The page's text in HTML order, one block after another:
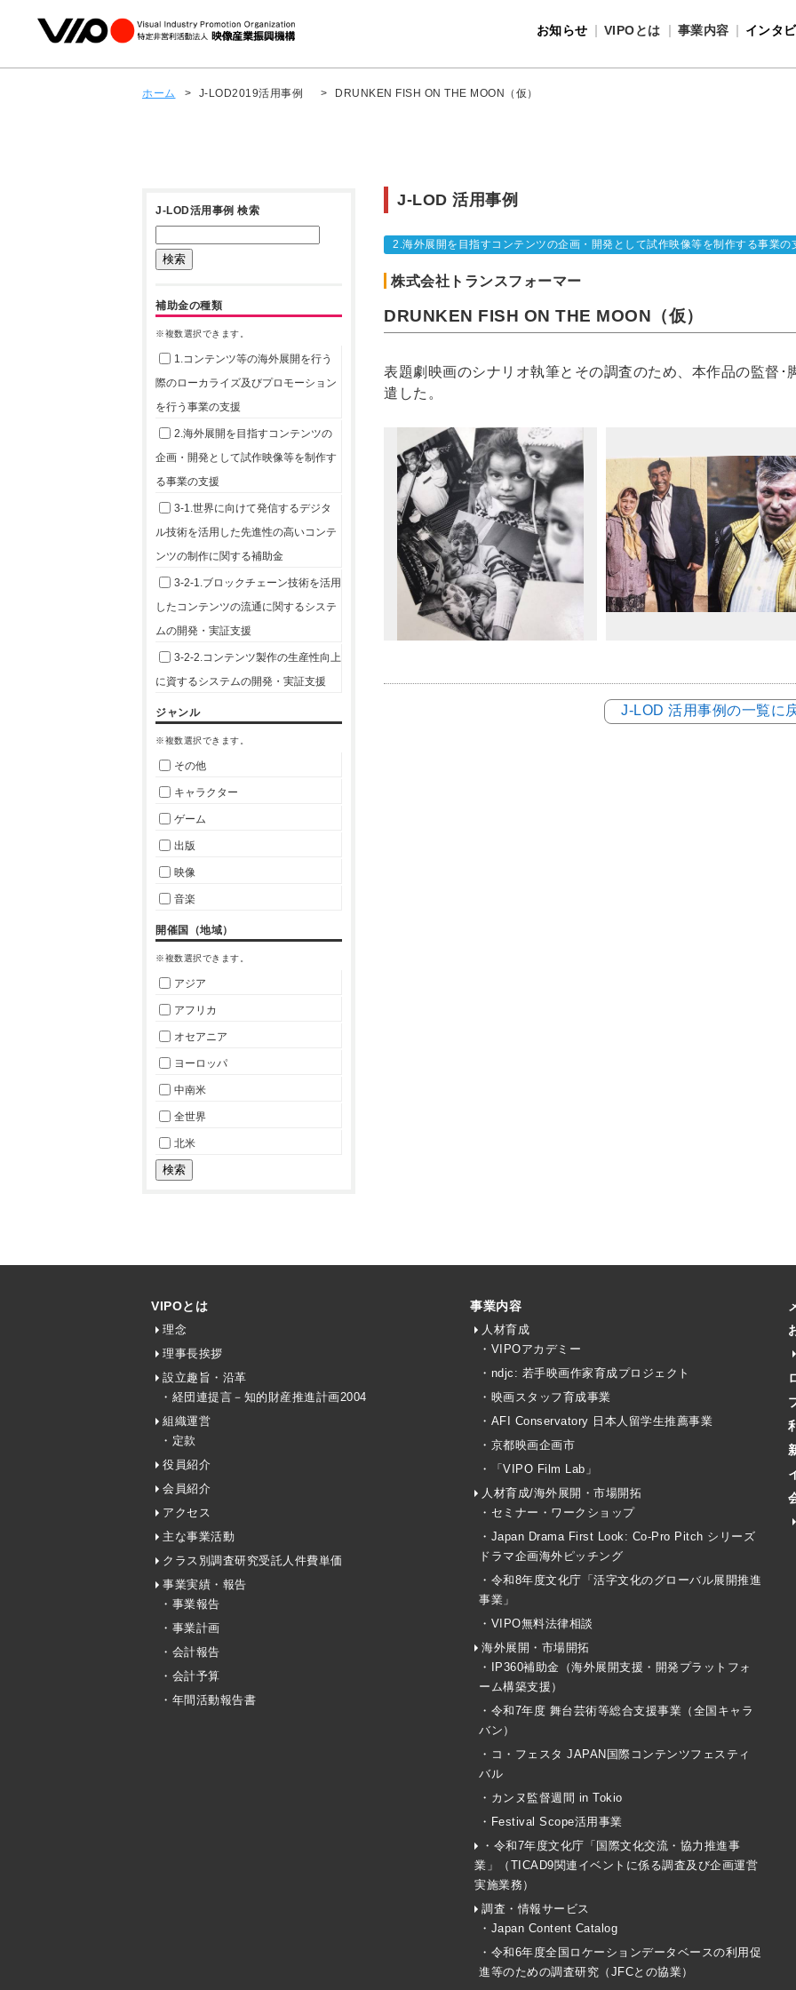
お知らせ VIPOとは
VIPOとは
事業内容
インタ
ホーム > J-LOD2019活用事例 > DRUNKEN FISH ON THE MOON（仮）
J-LOD 活用事例
2.海外展開を目指すコンテンツの企画・開発として試作映像等を制作する事業の
株式会社トランスフォーマー
DRUNKEN FISH ON THE MOON（仮）
表題劇映画のシナリオ執筆とその調査のため、本作品の監督
遣した。
J-LOD 活用事例の一覧に
J-LOD活用事例 検索
補助金の種類
※複数選択できます。
1.コンテンツ等の海外展開を行う
際のローカライズ及びプロモーション
を行う事業の支援
2.海外展開を目指すコンテンツの
企画・開発として試作映像等を制作す
る事業の支援
3-1.世界に向けて発信するデジタ
ル技術を活用した先進性の高いコンテ
ンツの制作に関する補助金
3-2-1.ブロックチェーン技術を活用
したコンテンツの流通に関するシステ
ムの開発・実証支援
3-2-2.コンテンツ製作の生産性向上
に資するシステムの開発・実証支援
ジャンル
※複数選択できます。
その他
キャラクター
ゲーム
出版
映像
音楽
開催国（地域）
※複数選択できます。
アジア
アフリカ
オセアニア
ヨーロッパ
中南米
全世界
北米
VIPOとは
理念
理事長挨拶
設立趣旨・沿革
・経団連提言－知的財産推進計画2004
組織運営
・定款
役員紹介
会員紹介
アクセス
主な事業活動
クラス別調査研究受託人件費単価
事業実績・報告
・事業報告
・事業計画
・会計報告
・会計予算
・年間活動報告書
事業内容
人材育成
・VIPOアカデミー
・ndjc: 若手映画作家育成プロジェクト
・映画スタッフ育成事業
・AFI Conservatory 日本人留学生推薦事業
・京都映画企画市
・「VIPO Film Lab」
人材育成/海外展開・市場開拓
・セミナー・ワークショップ
・Japan Drama First Look: Co-Pro Pitch シリーズ
ドラマ企画海外ピッチング
・令和8年度文化庁「活字文化のグローバル展開推進
事業」
・VIPO無料法律相談
海外展開・市場開拓
・IP360補助金（海外展開支援・開発プラットフォ
ーム構築支援）
・令和7年度 舞台芸術等総合支援事業（全国キャラ
バン）
・コ・フェスタ JAPAN国際コンテンツフェスティ
バル
・カンヌ監督週間 in Tokio
・Festival Scope活用事業
・令和7年度文化庁「国際文化交流・協力推進事
業」（TICAD9関連イベントに係る調査及び企画運営
実施業務）
調査・情報サービス
・Japan Content Catalog
・令和6年度全国ロケーションデータベースの利用促
進等のための調査研究（JFCとの協業）